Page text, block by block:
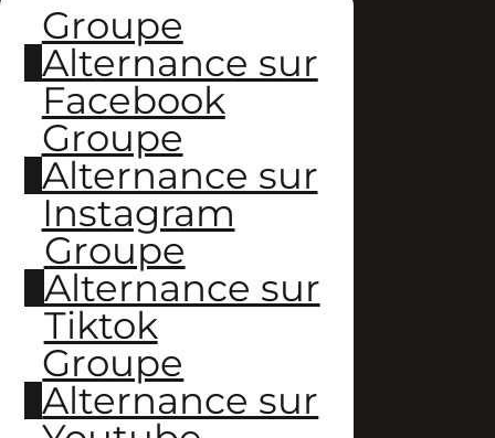
Groupe
Alternance sur
Facebook
Groupe
Alternance sur
Instagram
Groupe
Alternance sur
Tiktok
Groupe
Alternance sur